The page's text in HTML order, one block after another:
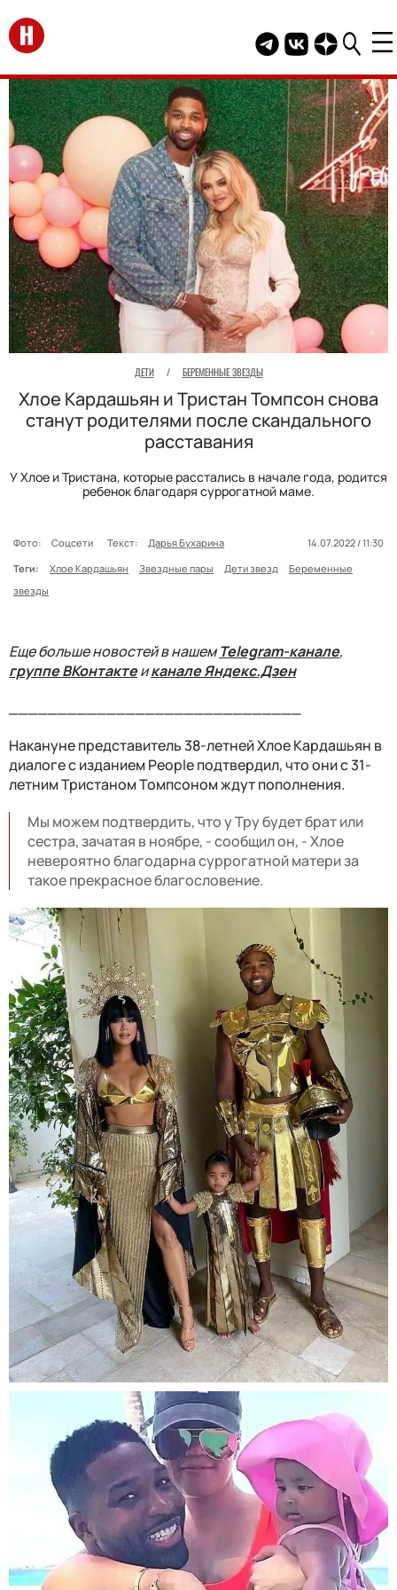
Перейти на главную
Telegram канал
Группа HELLO
Канал
ДЕТИ / БЕРЕМЕННЫЕ ЗВЕЗДЫ
Хлое Кардашьян и Тристан Томпсон снова
станут родителями после скандального
расставания
У Хлое и Тристана, которые расстались в начале года, родится
ребенок благодаря суррогатной маме.
Фото: Соцсети Текст: Дарья Бухарина
14.07.2022 / 11:30
Теги:
Хлое Кардашьян Звездные пары Дети звезд
Беременные
звезды
Еще больше новостей в нашемTelegram-канале,
группе ВКонтактеиканале Яндекс.Дзен
Накануне представитель 38-летней Хлое Кардашьян в
диалоге с изданием People подтвердил, что они с 31-
летним Тристаном Томпсоном ждут пополнения.
Мы можем подтвердить, что у Тру будет брат или
сестра, зачатая в ноябре, - сообщил он, - Хлое
невероятно благодарна суррогатной матери за
такое прекрасное благословение.